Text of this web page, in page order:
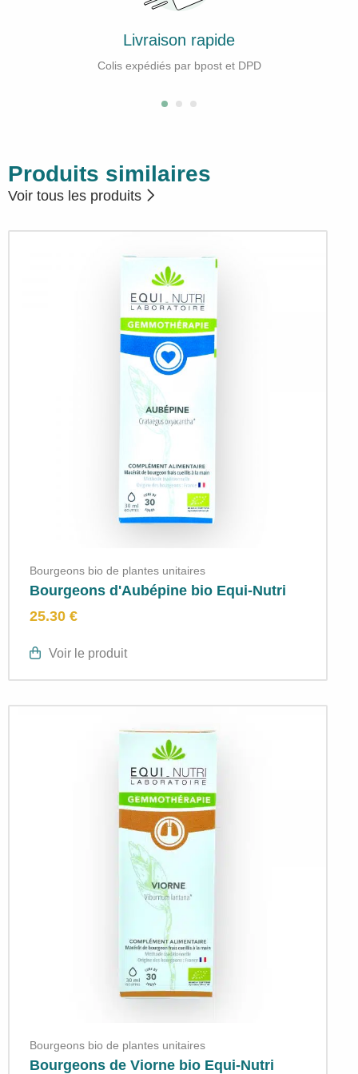
par bpost et DPD Votre meilleure
Produits similaires
Voir tous les produits
Bourgeons bio de plantes unitaires
Bourgeons d'Aubépine bio Equi-Nutri
25.30 €
Voir le produit
Bourgeons bio de plantes unitaires
Bourgeons de Viorne bio Equi-Nutri